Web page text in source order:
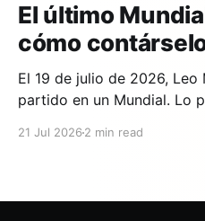
El último
cómo
El 19 de julio de 2026, Leo
partido en un Mundial. Lo perdió.
21 Jul 2026 2 min read